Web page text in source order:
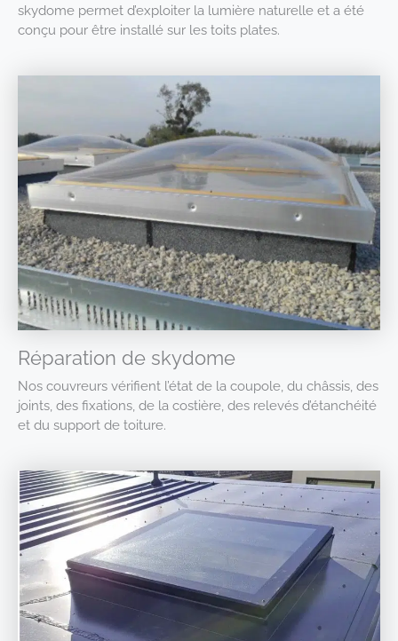
skydome permet d’exploiter la lumière naturelle et a été
conçu pour être installé sur les toits plates.
Réparation de skydome
Nos couvreurs vérifient l’état de la coupole, du châssis, des
joints, des fixations, de la costière, des relevés d’étanchéité
et du support de toiture.